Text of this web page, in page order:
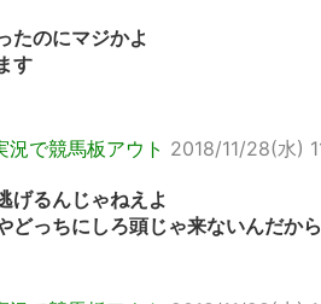
たのにマジかよ
す
況で競馬板アウト 2018/11/28(水)
げるんじゃねえよ
どっちにしろ頭じゃ来ないんだから